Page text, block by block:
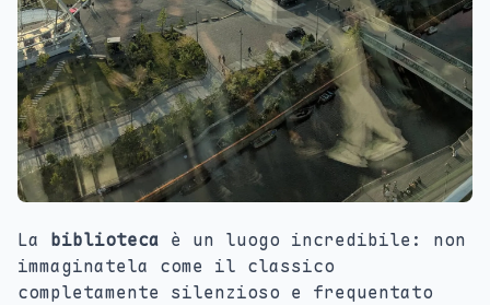
La biblioteca è un luogo incredibile: non
immaginatela come il classico
completamente silenzioso e frequentato